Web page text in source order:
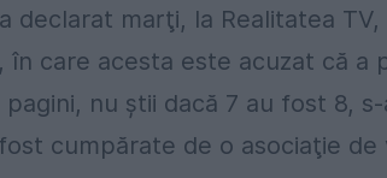
declarat marţi, la Realitatea
în care acesta este acuzat că a
nu ştii dacă 7 au fost 8,
cumpărate de o asociaţie de